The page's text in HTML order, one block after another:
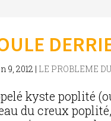
9, 2012 | LE PROBLEME
kyste poplité
du creux